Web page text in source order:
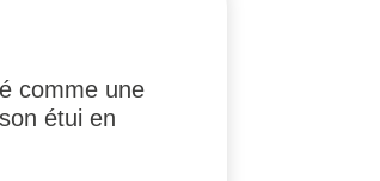
comme une
étui en